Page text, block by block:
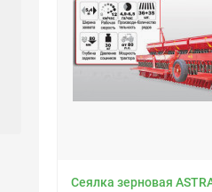
Cеялка зерновая